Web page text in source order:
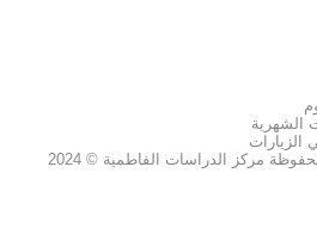
الشهرية
الزيارات
مركز الدراسات الفاطمية © 2024